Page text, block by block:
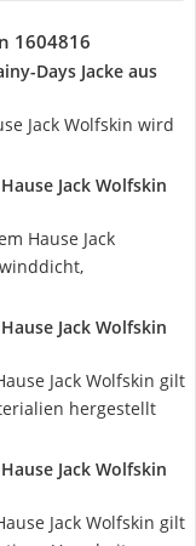
1604816
Days Jacke aus
Jack Wolfskin wird
Jack Wolfskin
Hause Jack
Jack Wolfskin
Jack Wolfskin gilt
hergestellt
Jack Wolfskin
Jack Wolfskin gilt